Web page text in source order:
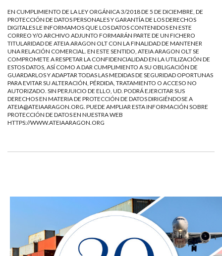
EN CUMPLIMIENTO DE LA LEY ORGÁNICA 3/2018 DE 5 DE DICIEMBRE, DE
PROTECCIÓN DE DATOS PERSONALES Y GARANTÍA DE LOS DERECHOS
DIGITALES LE INFORMAMOS QUE LOS DATOS CONTENIDOS EN ESTE
CORREO Y/O ARCHIVO ADJUNTO FORMARÁN PARTE DE UN FICHERO
TITULARIDAD DE ATEIA ARAGON OLT CON LA FINALIDAD DE MANTENER
UNA RELACIÓN COMERCIAL. EN ESTE SENTIDO, ATEIA ARAGON OLT SE
COMPROMETE A RESPETAR LA CONFIDENCIALIDAD EN LA UTILIZACIÓN DE
ESTOS DATOS, ASÍ COMO A DAR CUMPLIMIENTO A SU OBLIGACIÓN DE
GUARDARLOS Y ADAPTAR TODAS LAS MEDIDAS DE SEGURIDAD OPORTUNAS
PARA EVITAR SU ALTERACIÓN, PÉRDIDA, TRATAMIENTO O ACCESO NO
AUTORIZADO. SIN PERJUICIO DE ELLO, UD. PODRÁ EJERCITAR SUS
DERECHOS EN MATERIA DE PROTECCIÓN DE DATOS DIRIGIÉNDOSE A
ATEIA@ATEIAARAGON.ORG. PUEDE AMPLIAR ESTA INFORMACIÓN SOBRE
PROTECCIÓN DE DATOS EN NUESTRA WEB
HTTPS://WWW.ATEIAARAGON.ORG